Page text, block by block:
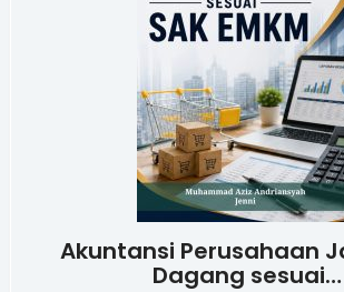
Akuntansi Perusahaan
Dagang sesuai…